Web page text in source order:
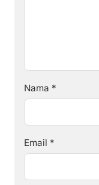
Nama *
Email *